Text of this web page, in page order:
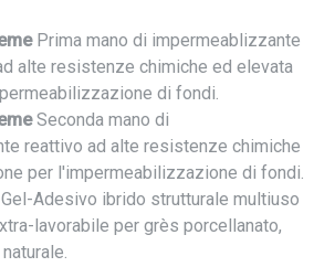
Prima mano di impermeablizzante
alte resistenze chimiche ed elevata
di fondi.
Seconda mano di
reattivo ad alte resistenze chimiche
per l'impermeabilizzazione di fondi.
Adesivo ibrido strutturale multiuso
lavorabile per grès porcellanato,